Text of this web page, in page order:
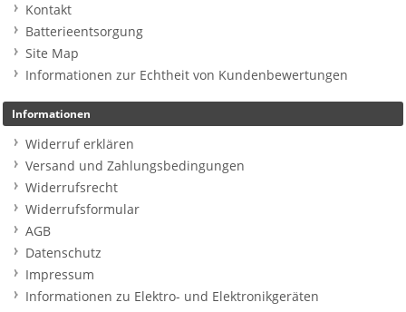
Kontakt
Batterieentsorgung
Site Map
Informationen zur Echtheit von Kundenbewertungen
Informationen
Widerruf erklären
Versand und Zahlungsbedingungen
Widerrufsrecht
Widerrufsformular
AGB
Datenschutz
Impressum
Informationen zu Elektro- und Elektronikgeräten